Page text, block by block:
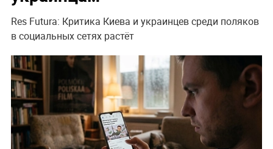
Res Futura: Критика Киева и украинцев среди поляков
в социальных сетях растёт